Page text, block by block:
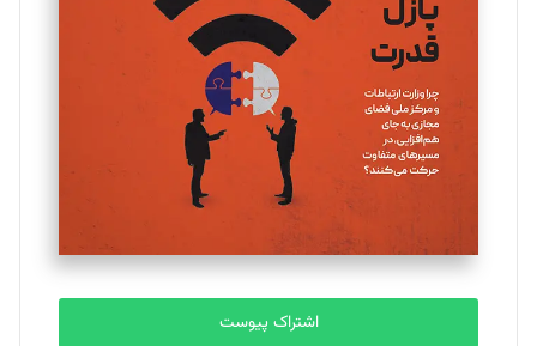
اشتراک پیوست